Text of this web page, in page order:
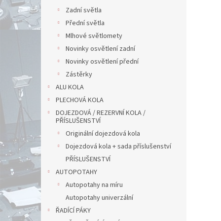
Zadní světla
Přední světla
Mlhové světlomety
Novinky osvětlení zadní
Novinky osvětlení přední
Zástěrky
ALU KOLA
PLECHOVÁ KOLA
DOJEZDOVÁ / REZERVNÍ KOLA /
PŘÍSLUŠENSTVÍ
Originální dojezdová kola
Dojezdová kola + sada příslušenství
PŘÍSLUŠENSTVÍ
AUTOPOTAHY
Autopotahy na míru
Autopotahy univerzální
ŘADÍCÍ PÁKY